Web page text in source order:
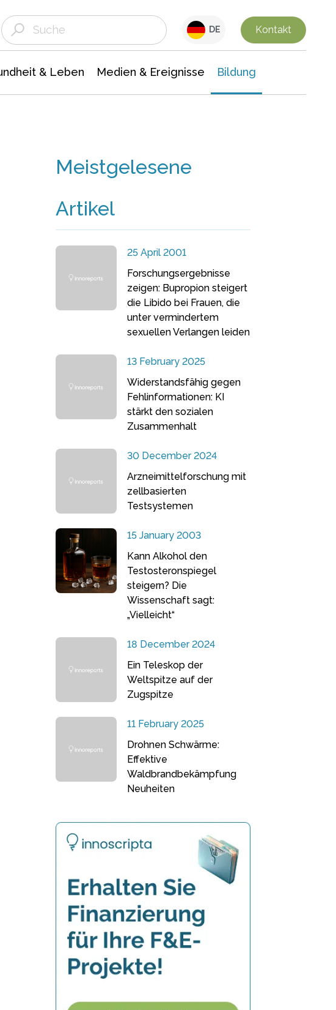
DE Kontakt
& Leben Medien & Ereignisse Bildung
Meistgelesene
Artikel
25 April 2001
Forschungsergebnisse
zeigen: Bupropion steigert
die Libido bei Frauen, die
unter vermindertem
sexuellen Verlangen leiden
13 February 2025
Widerstandsfähig gegen
Fehlinformationen: KI
stärkt den sozialen
Zusammenhalt
30 December 2024
Arzneimittelforschung mit
zellbasierten
Testsystemen
15 January 2003
Kann Alkohol den
Testosteronspiegel
steigern? Die
Wissenschaft sagt:
„Vielleicht“
18 December 2024
Ein Teleskop der
Weltspitze auf der
Zugspitze
11 February 2025
Drohnen Schwärme:
Effektive
Waldbrandbekämpfung
Neuheiten